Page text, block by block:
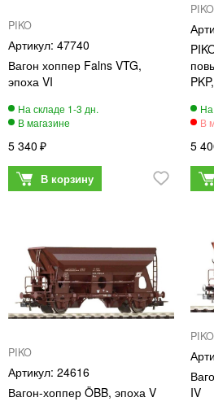
PIKO
47740
Вагон хоппер Falns VTG,
эпоха VI
5 340
PIKO
5
PIKO
24616
Вагон-хоппер ÖBB, эпоха V
PIKO
IV